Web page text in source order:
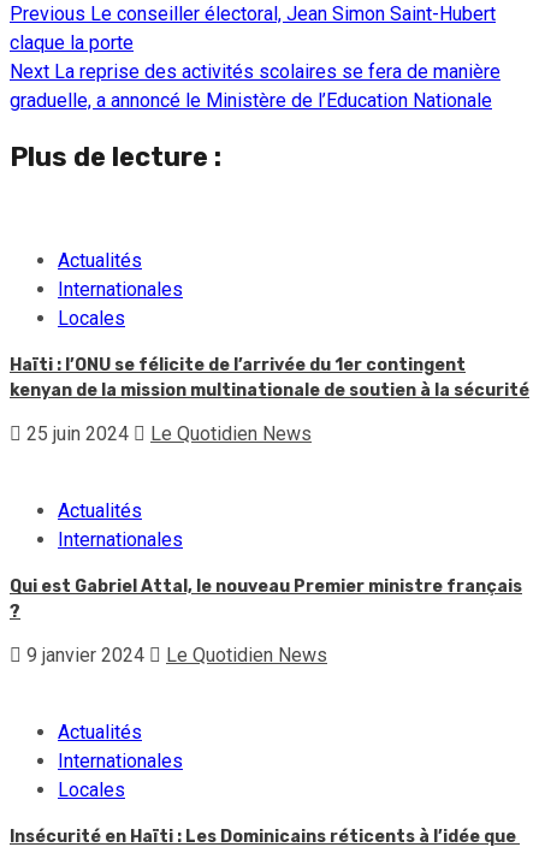
Continue
Reading
Previous Le conseiller électoral, Jean Simon Saint-Hubert
claque la porte
Next La reprise des activités scolaires se fera de manière
graduelle, a annoncé le Ministère de l’Education Nationale
Plus de lecture :
Actualités
Internationales
Locales
Haïti : l’ONU se félicite de l’arrivée du 1er contingent
kenyan de la mission multinationale de soutien à la sécurité
25 juin 2024 Le Quotidien News
Actualités
Internationales
Qui est Gabriel Attal, le nouveau Premier ministre français
?
9 janvier 2024 Le Quotidien News
Actualités
Internationales
Locales
Insécurité en Haïti : Les Dominicains réticents à l’idée que